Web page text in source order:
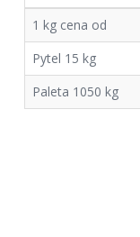
1 kg cena od
Pytel 15 kg
Paleta 1050 kg